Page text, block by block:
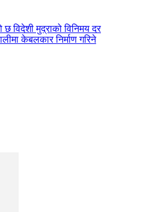
विदेशी मुद्राको विनिमय दर
केबलकार निर्माण गरिने